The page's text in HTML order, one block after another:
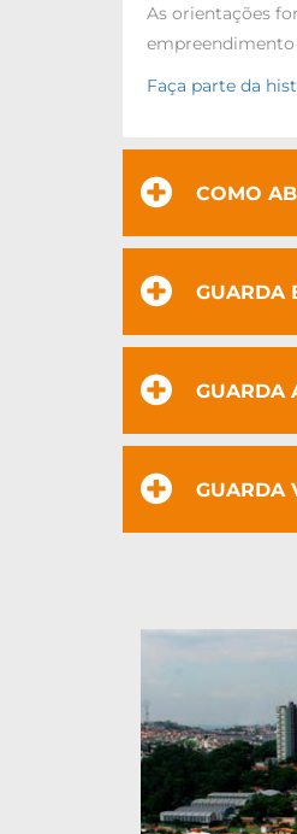
As orientações
empreendimento
Faça parte da
COMO
GUARDA
GUARDA
GUARDA